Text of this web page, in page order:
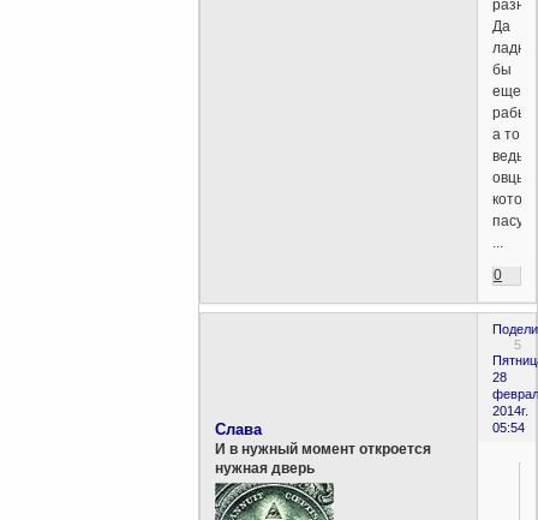
Да
ладно
бы
еще
рабы,
а то
ведь
овцы,
пасут
0
5
28
2014г.
05:54
Слава
И в нужный момент откроется
нужная дверь